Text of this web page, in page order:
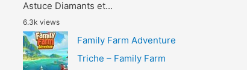
Astuce Diamants et...
6.3k views
Family Farm Adventure
Triche – Family Farm